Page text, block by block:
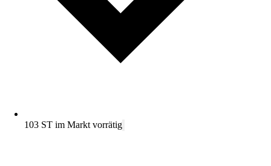
103 ST im Markt vorrätig